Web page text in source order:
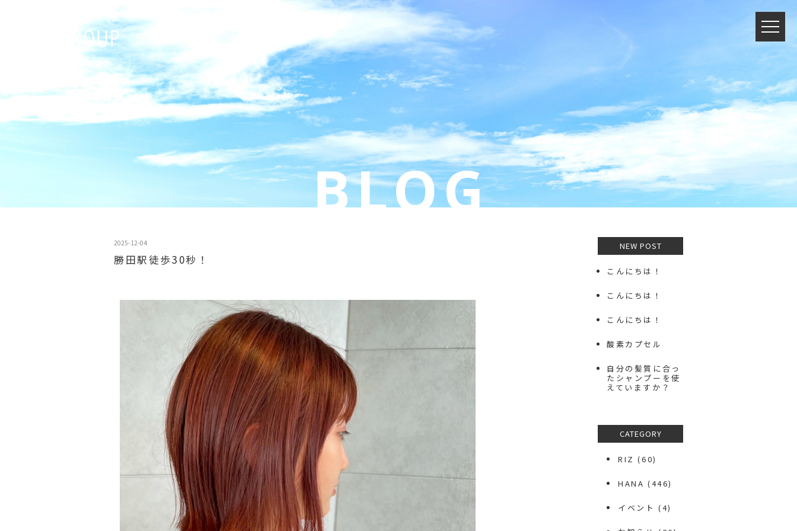
2025-12-04
勝田駅徒歩30秒！
NEW POST
こんにちは！
こんにちは！
こんにちは！
酸素カプセル
自分の髪質に合っ
たシャンプーを使
えていますか？
CATEGORY
RIZ (60)
HANA (446)
イベント (4)